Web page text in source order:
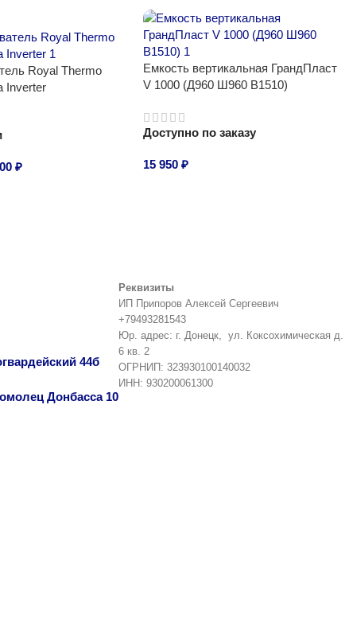
Royal Thermo
Inverter
₽
Емкость вертикальная ГрандПласт
V 1000 (Д960 Ш960 В1510)
Доступно по заказу
15 950₽
44б
Донбасса 10
Реквизиты
ИП Припоров Алексей Сергеевич
+79493281543
Юр. адрес: г. Донецк, ул. Коксохимическая д.
6 кв. 2
ОГРНИП: 323930100140032
ИНН: 930200061300